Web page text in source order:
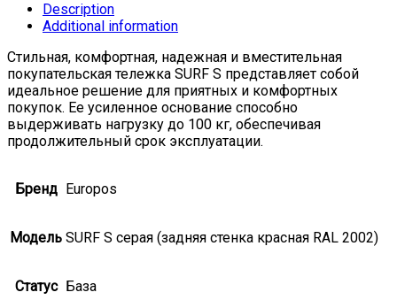
Description
Additional information
Стильная, комфортная, надежная и вместительная
покупательская тележка SURF S представляет собой
идеальное решение для приятных и комфортных
покупок. Ее усиленное основание способно
выдерживать нагрузку до 100 кг, обеспечивая
продолжительный срок эксплуатации.
Бренд Europos
Модель SURF S серая (задняя стенка красная RAL 2002)
Статус База